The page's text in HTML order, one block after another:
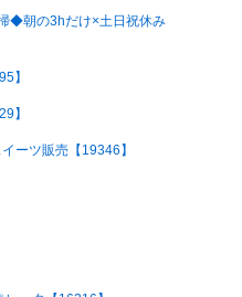
◆朝の3hだけ×土日祝休み
】
】
ーツ販売【19346】